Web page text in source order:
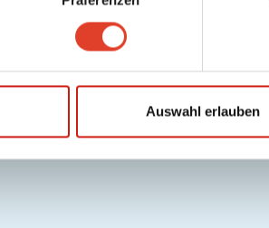
Auswahl erlauben